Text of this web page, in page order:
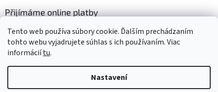
Tento web používa súbory cookie. Ďalším prechádzaním
tohto webu vyjadrujete súhlas s ich používaním. Viac
informáciítu.
Nastavení
Přijímáme online platby
Vytvořil Shoptet